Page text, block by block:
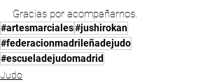
Gracias por acompañarnos.
#artesmarciales#jushirokan
#federacionmadrileñadejudo
#escueladejudomadrid
Judo